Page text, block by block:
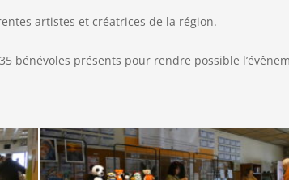
artistes et créatrices de la région.
bénévoles présents pour rendre possible